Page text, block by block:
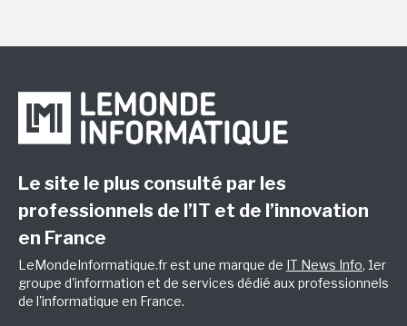
Le site le plus consulté par les
professionnels de l’IT et de l’innovation
en France
LeMondeInformatique.fr est une marque de IT News Info, 1er
groupe d'information et de services dédié aux professionnels
de l'informatique en France.